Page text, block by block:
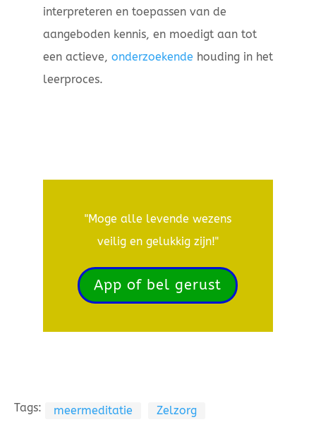
interpreteren en toepassen van de
aangeboden kennis, en moedigt aan tot
een actieve, onderzoekende houding in het
leerproces.
"Moge alle levende wezens
veilig en gelukkig zijn!"
App of bel gerust
Tags: meermeditatie Zelzorg